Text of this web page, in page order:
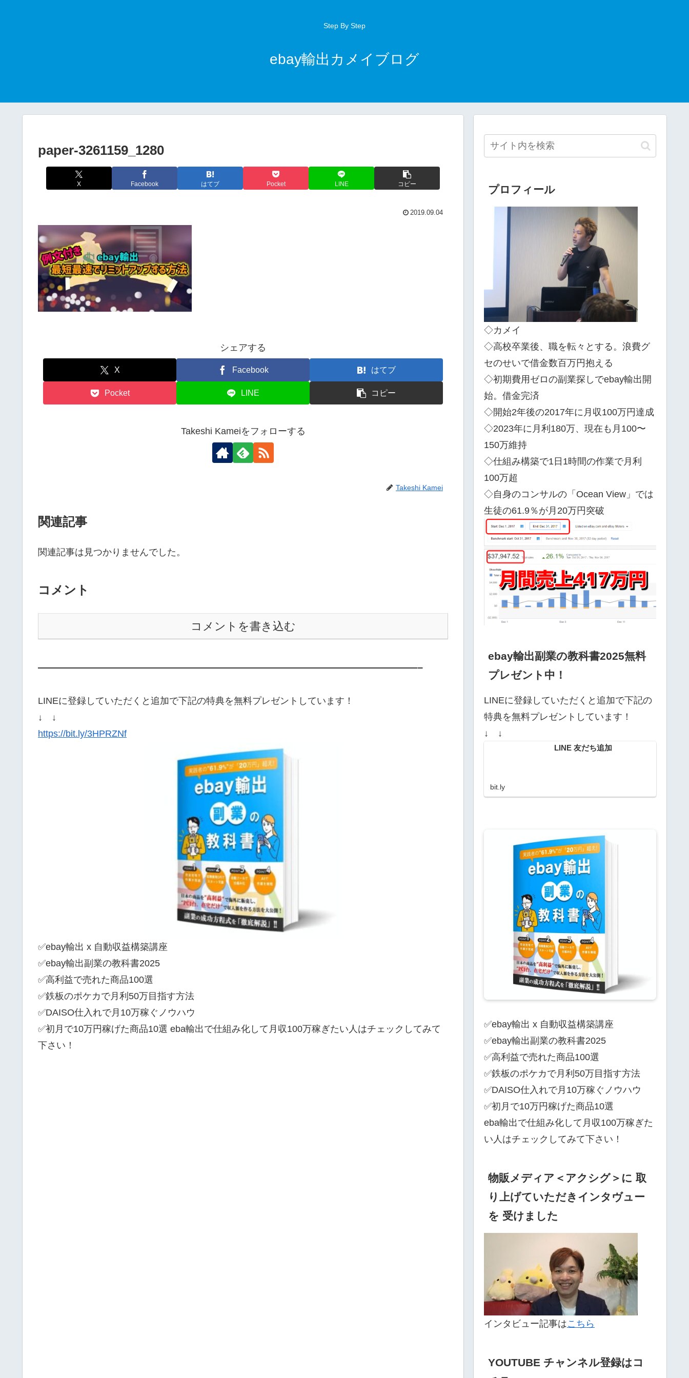
Step By Step
ebay輸出カメイブログ
paper-3261159_1280
X Facebook はてブ Pocket LINE コピー
2019.09.04
シェアする
X Facebook はてブ
Pocket LINE コピー
Takeshi Kameiをフォローする
Takeshi Kamei
関連記事
関連記事は見つかりませんでした。
コメント
コメントを書き込む
—————————————————————————————————————–
LINEに登録していただくと追加で下記の特典を無料プレゼントしています！
↓ ↓
https://bit.ly/3HPRZNf
✅ebay輸出 x 自動収益構築講座
✅ebay輸出副業の教科書2025
✅高利益で売れた商品100選
✅鉄板のポケカで月利50万目指す方法
✅DAISO仕入れで月10万稼ぐノウハウ
✅初月で10万円稼げた商品10選 eba輸出で仕組み化して月収100万稼ぎたい人はチェックしてみて
下さい！
プロフィール
◇カメイ
◇高校卒業後、職を転々とする。浪費グ
セのせいで借金数百万円抱える
◇初期費用ゼロの副業探しでebay輸出開
始。借金完済
◇開始2年後の2017年に月収100万円達成
◇2023年に月利180万、現在も月100〜
150万維持
◇仕組み構築で1日1時間の作業で月利
100万超
◇自身のコンサルの「Ocean View」では
生徒の61.9％が月20万円突破
ebay輸出副業の教科書2025無料
プレゼント中！
LINEに登録していただくと追加で下記の
特典を無料プレゼントしています！
↓ ↓
LINE 友だち追加
bit.ly
✅ebay輸出 x 自動収益構築講座
✅ebay輸出副業の教科書2025
✅高利益で売れた商品100選
✅鉄板のポケカで月利50万目指す方法
✅DAISO仕入れで月10万稼ぐノウハウ
✅初月で10万円稼げた商品10選
eba輸出で仕組み化して月収100万稼ぎた
い人はチェックしてみて下さい！
物販メディア＜アクシグ＞に 取
り上げていただきインタヴュー
を 受けました
インタビュー記事はこちら
YOUTUBE チャンネル登録はコ